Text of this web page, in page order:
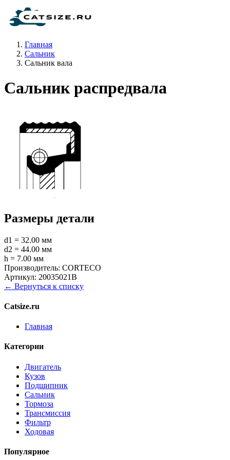
Главная
Сальник
Сальник вала
Сальник распредвала
Размеры детали
d1 = 32.00 мм
d2 = 44.00 мм
h = 7.00 мм
Производитель: CORTECO
Артикул: 20035021B
← Вернуться к списку
Catsize.ru
Главная
Категории
Двигатель
Кузов
Подшипник
Сальник
Тормоза
Трансмиссия
Фильтр
Ходовая
Популярное